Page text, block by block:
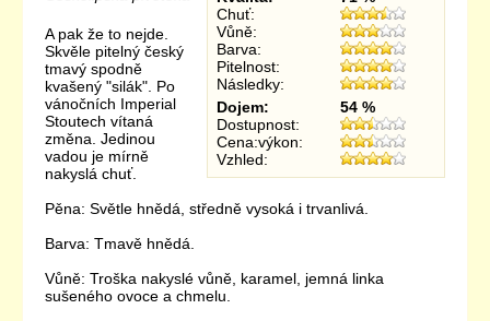
Chuť:
Vůně:
Barva:
Pitelnost:
Následky:
Dojem:
54 %
Dostupnost:
Cena:výkon:
Vzhled:
A pak že to nejde.
Skvěle pitelný český
tmavý spodně
kvašený "silák". Po
vánočních Imperial
Stoutech vítaná
změna. Jedinou
vadou je mírně
nakyslá chuť.
Pěna: Světle hnědá, středně vysoká i trvanlivá.
Barva: Tmavě hnědá.
Vůně: Troška nakyslé vůně, karamel, jemná linka
sušeného ovoce a chmelu.